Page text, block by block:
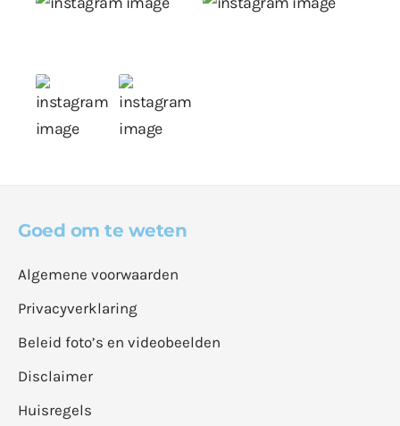
Goed om te weten
Algemene voorwaarden
Privacyverklaring
Beleid foto’s en videobeelden
Disclaimer
Huisregels